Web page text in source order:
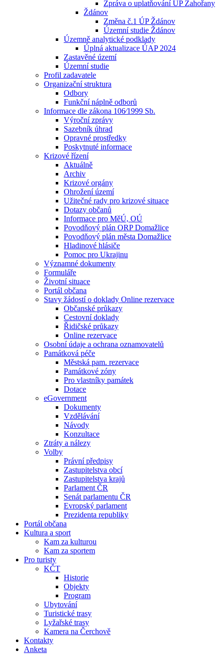
Zpráva o uplatňování ÚP Zahořany
Ždánov
Změna č.1 ÚP Ždánov
Územní studie Ždánov
Územně analytické podklady
Úplná aktualizace ÚAP 2024
Zastavěné území
Územní studie
Profil zadavatele
Organizační struktura
Odbory
Funkční náplně odborů
Informace dle zákona 106⁄1999 Sb.
Výroční zprávy
Sazebník úhrad
Opravné prostředky
Poskytnuté informace
Krizové řízení
Aktuálně
Archiv
Krizové orgány
Ohrožení území
Užitečné rady pro krizové situace
Dotazy občanů
Informace pro MěÚ, OÚ
Povodňový plán ORP Domažlice
Povodňový plán města Domažlice
Hladinové hlásiče
Pomoc pro Ukrajinu
Významné dokumenty
Formuláře
Životní situace
Portál občana
Stavy žádostí o doklady Online rezervace
Občanské průkazy
Cestovní doklady
Řidičské průkazy
Online rezervace
Osobní údaje a ochrana oznamovatelů
Památková péče
Městská pam. rezervace
Památkové zóny
Pro vlastníky památek
Dotace
eGovernment
Dokumenty
Vzdělávání
Návody
Konzultace
Ztráty a nálezy
Volby
Právní předpisy
Zastupitelstva obcí
Zastupitelstva krajů
Parlament ČR
Senát parlamentu ČR
Evropský parlament
Prezidenta republiky
Portál občana
Kultura a sport
Kam za kulturou
Kam za sportem
Pro turisty
KČT
Historie
Objekty
Program
Ubytování
Turistické trasy
Lyžařské trasy
Kamera na Čerchově
Kontakty
Anketa